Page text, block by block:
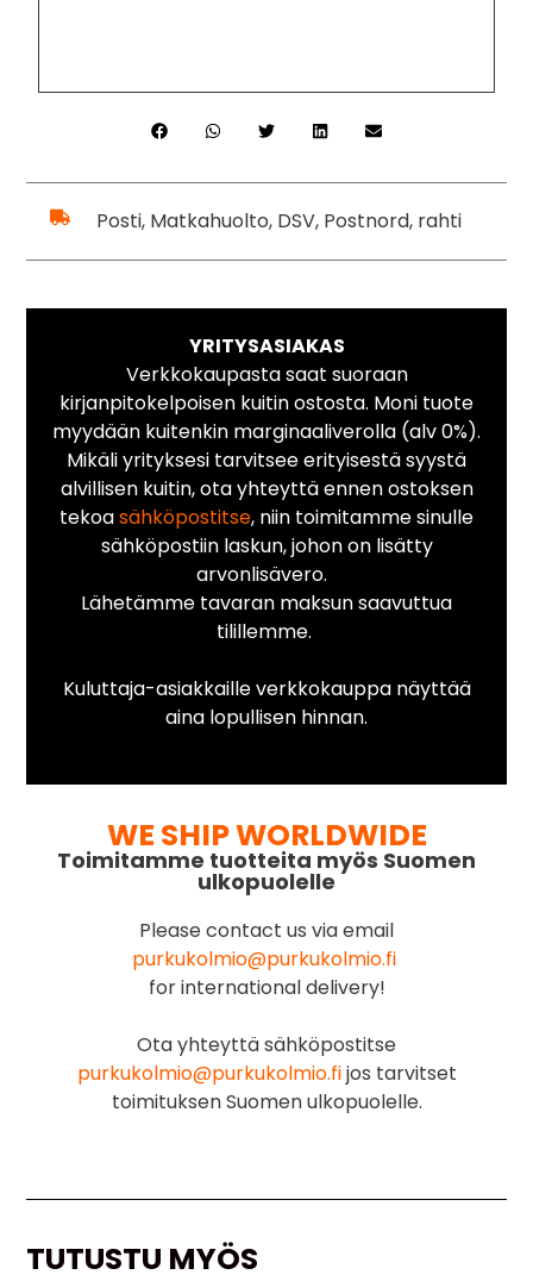
Posti, Matkahuolto, DSV, Postnord, rahti
YRITYSASIAKAS
Verkkokaupasta saat suoraan
kirjanpitokelpoisen kuitin ostosta. Moni tuote
myydään kuitenkin marginaaliverolla (alv 0%).
Mikäli yrityksesi tarvitsee erityisestä syystä
alvillisen kuitin, ota yhteyttä ennen ostoksen
tekoasähköpostitse, niin toimitamme sinulle
sähköpostiin laskun, johon on lisätty
arvonlisävero.
Lähetämme tavaran maksun saavuttua
tilillemme.
Kuluttaja-asiakkaille verkkokauppa näyttää
aina lopullisen hinnan.
WE SHIP WORLDWIDE
Toimitamme tuotteita myös Suomen
ulkopuolelle
Please contact us via email
purkukolmio@purkukolmio.fi
for international delivery!
Ota yhteyttä sähköpostitse
purkukolmio@purkukolmio.fijos tarvitset
toimituksen Suomen ulkopuolelle.
TUTUSTU MYÖS